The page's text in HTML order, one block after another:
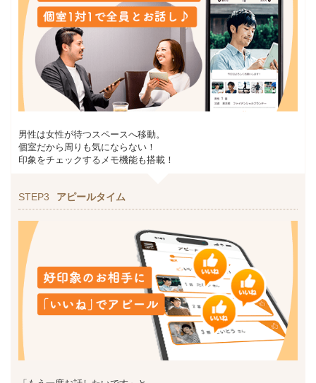
男性は女性が待つスペースへ移動。
個室だから周りも気にならない！
印象をチェックするメモ機能も搭載！
STEP3 アピールタイム